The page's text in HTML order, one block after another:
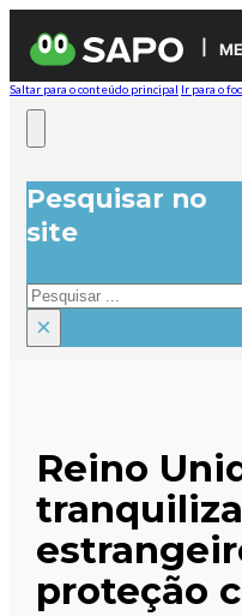
Saltar para o conteúdo principal Ir para o
Pesquisar no
site
Pesquisar
×
Reino
proteção